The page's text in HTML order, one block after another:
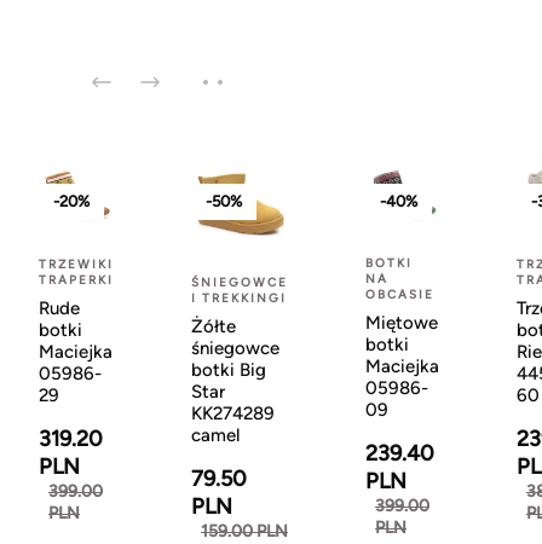
-20%
TRZEWIKI
TRAPERKI
Rude
botki
Maciejka
05986-
29
319.20
PLN
399.00
PLN
-50%
ŚNIEGOWCE
I TREKKINGI
Żółte
śniegowce
botki Big
Star
KK274289
camel
79.50
PLN
159.00 PLN
-40%
BOTKI
NA
OBCASIE
Miętowe
botki
Maciejka
05986-
09
239.40
PLN
399.00
PLN
-
60